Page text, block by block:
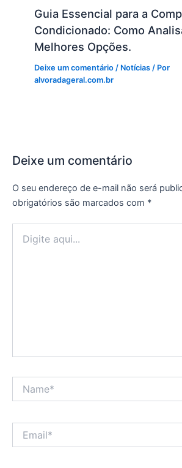
Guia Essencial para a
Condicionado: Como
Melhores Opções.
Deixe um comentário / Notícias / Por
alvoradageral.com.br
Deixe um comentário
O seu endereço de e-mail não será
obrigatórios são marcados com *
aqui...